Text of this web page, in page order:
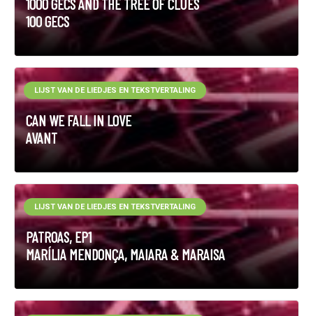
1000 GECS AND THE TREE OF CLUES
100 GECS
CAN WE FALL IN LOVE
AVANT
LIJST VAN DE LIEDJES EN TEKSTVERTALING
PATROAS, EP1
MARÍLIA MENDONÇA, MAIARA & MARAISA
LIJST VAN DE LIEDJES EN TEKSTVERTALING